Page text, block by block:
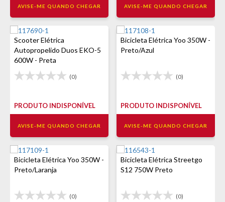
AVISE-ME QUANDO CHEGAR AVISE-ME QUANDO CHEGAR
Scooter Elétrica
Autopropelido Duos EKO-5
600W - Preta
(0)
PRODUTO INDISPONÍVEL
AVISE-ME QUANDO CHEGAR
Bicicleta Elétrica Yoo 350W -
Preto/Azul
(0)
PRODUTO INDISPONÍVEL
AVISE-ME QUANDO CHEGAR
Bicicleta Elétrica Yoo 350W -
Preto/Laranja
(0)
Bicicleta Elétrica Streetgo
S12 750W Preto
(0)